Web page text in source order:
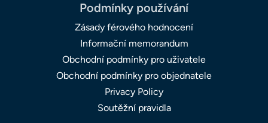
Podmínky používání
Zásady férového hodnocení
Informační memorandum
Obchodní podmínky pro uživatele
Obchodní podmínky pro objednatele
Privacy Policy
Soutěžní pravidla